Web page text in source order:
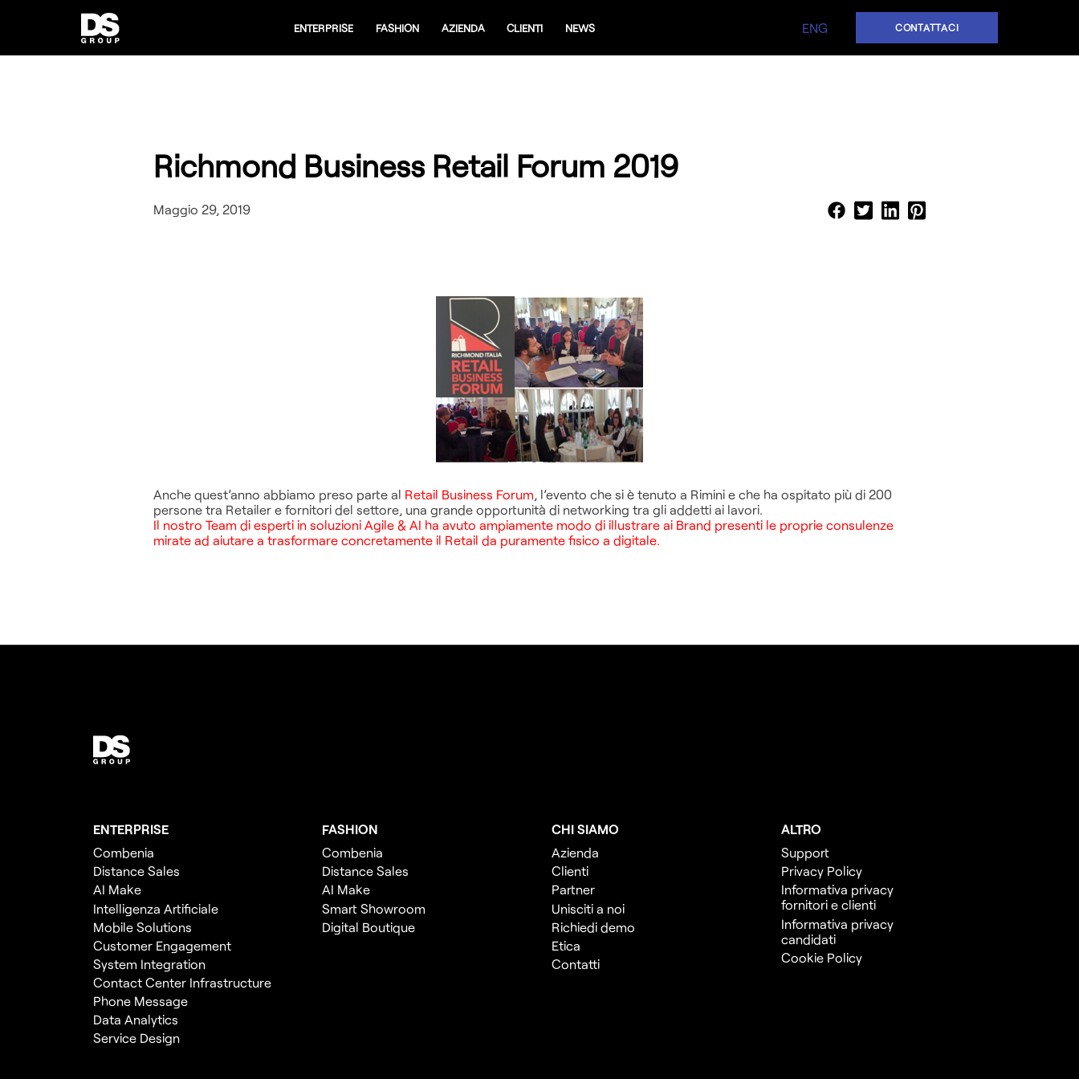
ENTERPRISE FASHION AZIENDA CLIENTI NEWS ENG CONTATTACI
Richmond Business Retail Forum 2019
Maggio 29, 2019
Anche quest’anno abbiamo preso parte al Retail Business Forum , l’evento che si è tenuto a Rimini e che ha ospitato più di 200
persone tra Retailer e fornitori del settore, una grande opportunità di networking tra gli addetti ai lavori.
Il nostro Team di esperti in soluzioni Agile & AI ha avuto ampiamente modo di illustrare ai Brand presenti le proprie consulenze
mirate ad aiutare a trasformare concretamente il Retail da puramente fisico a digitale.
ENTERPRISE
Combenia
Distance Sales
AI Make
Intelligenza Artificiale
Mobile Solutions
Customer Engagement
System Integration
Contact Center Infrastructure
Phone Message
Data Analytics
Service Design
FASHION
Combenia
Distance Sales
AI Make
Smart Showroom
Digital Boutique
CHI SIAMO
Azienda
Clienti
Partner
Unisciti a noi
Richiedi demo
Etica
Contatti
ALTRO
Support
Privacy Policy
Informativa privacy
fornitori e clienti
Informativa privacy
candidati
Cookie Policy